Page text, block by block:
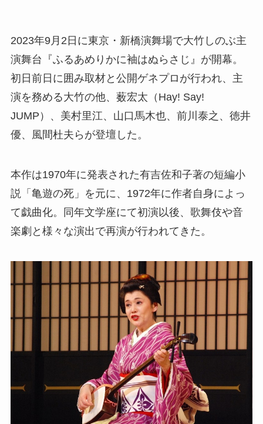
2023年9月2日に東京・新橋演舞場で大竹しのぶ主
演舞台『ふるあめりかに袖はぬらさじ』が開幕。
初日前日に囲み取材と公開ゲネプロが行われ、主
演を務める大竹の他、薮宏太（Hay! Say!
JUMP）、美村里江、山口馬木也、前川泰之、徳井
優、風間杜夫らが登壇した。
本作は1970年に発表された有吉佐和子著の短編小
説「亀遊の死」を元に、1972年に作者自身によっ
て戯曲化。同年文学座にて初演以後、歌舞伎や音
楽劇と様々な演出で再演が行われてきた。